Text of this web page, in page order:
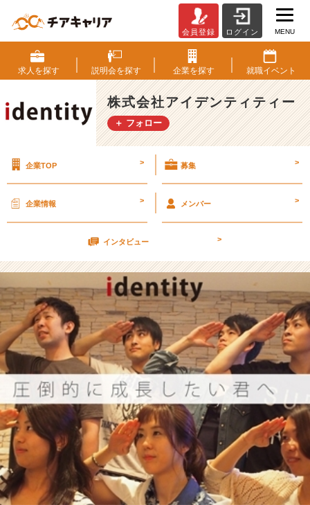
月
2
7
日
カ
ジ
会
明
会
選
考
会
(*・
x・)/
♪
【株
式
会
社
ア
イ
ン
テ
会員登録 ログイン MENU
求人を探す 説明会を探す 企業を探す 就職イベント
株式会社アイデンティティー
＋ フォロー
企業TOP > 募集 >
企業情報 > メンバー >
インタビュー >